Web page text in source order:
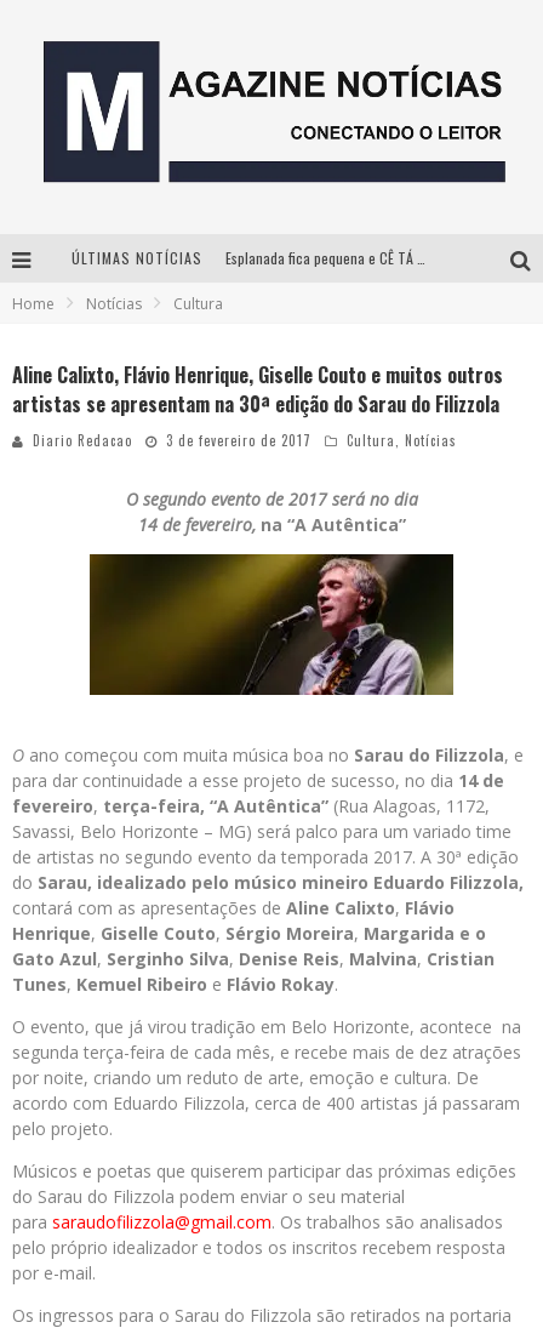
ÚLTIMAS NOTÍCIAS
Hot Wheels Monster Trucks Live™ confirma Belo Horizonte na turnê América do Sul 2027
Home Notícias Cultura
Aline Calixto, Flávio Henrique, Giselle Couto e muitos outros
artistas se apresentam na 30ª edição do Sarau do Filizzola
Diario Redacao 3 de fevereiro de 2017 Cultura Notícias
O segundo evento de 2017 será no dia
14 de fevereiro, na “A Autêntica”
O ano começou com muita música boa no Sarau do Filizzola, e
para dar continuidade a esse projeto de sucesso, no dia 14 de
fevereiro, terça-feira, “A Autêntica” (Rua Alagoas, 1172,
Savassi, Belo Horizonte – MG) será palco para um variado time
de artistas no segundo evento da temporada 2017. A 30ª edição
do Sarau, idealizado pelo músico mineiro Eduardo Filizzola,
contará com as apresentações de Aline Calixto, Flávio
Henrique, Giselle Couto, Sérgio Moreira, Margarida e o
Gato Azul, Serginho Silva, Denise Reis, Malvina, Cristian
Tunes, Kemuel Ribeiro e Flávio Rokay.
O evento, que já virou tradição em Belo Horizonte, acontece na
segunda terça-feira de cada mês, e recebe mais de dez atrações
por noite, criando um reduto de arte, emoção e cultura. De
acordo com Eduardo Filizzola, cerca de 400 artistas já passaram
pelo projeto.
Músicos e poetas que quiserem participar das próximas edições
do Sarau do Filizzola podem enviar o seu material
para saraudofilizzola@gmail.com. Os trabalhos são analisados
pelo próprio idealizador e todos os inscritos recebem resposta
por e-mail.
Os ingressos para o Sarau do Filizzola são retirados na portaria